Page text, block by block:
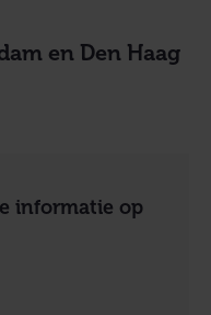
en Den Haag
informatie op